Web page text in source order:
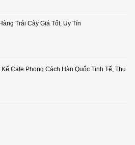
Trái Cây Giá Tốt, Uy Tín
Cafe Phong Cách Hàn Quốc Tinh Tế, Thu